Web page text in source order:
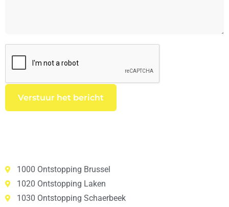
1000 Ontstopping Brussel
1020 Ontstopping Laken
1030 Ontstopping Schaerbeek